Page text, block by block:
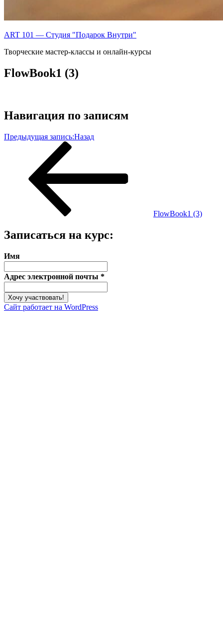
ART 101 — Студия "Подарок Внутри"
Творческие мастер-классы и онлайн-курсы
FlowBook1 (3)
Навигация по записям
Предыдущая запись:Назад
FlowBook1 (3)
Записаться на курс:
Имя
Адрес электронной почты *
Сайт работает на WordPress